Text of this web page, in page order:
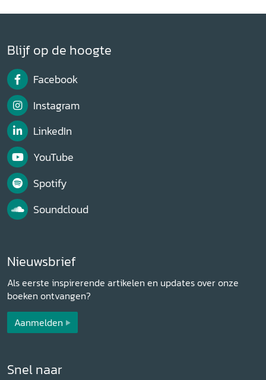
Blijf op de hoogte
Facebook
Instagram
LinkedIn
YouTube
Spotify
Soundcloud
Nieuwsbrief
Als eerste inspirerende artikelen en updates over onze
boeken ontvangen?
Aanmelden
Snel naar